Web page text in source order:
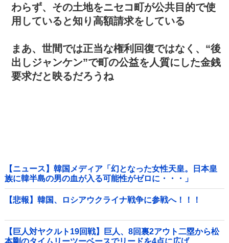
わらず、その土地をニセコ町が公共目的で使
用していると知り高額請求をしている
まあ、世間では正当な権利回復ではなく、“後
出しジャンケン”で町の公益を人質にした金銭
要求だと映るだろうね
【ニュース】韓国メディア「幻となった女性天皇。日本皇
族に韓半島の男の血が入る可能性がゼロに・・・」
【悲報】韓国、ロシアウクライナ戦争に参戦へ！！！
【巨人対ヤクルト19回戦】巨人、8回裏2アウト二塁から松
本剛のタイムリーツーベースでリードを4点に広げ